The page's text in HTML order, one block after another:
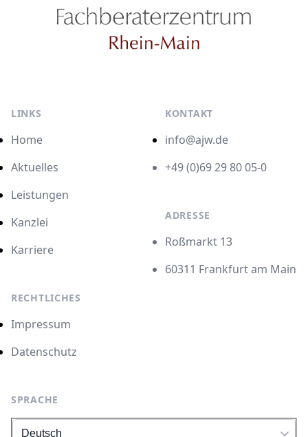
LINKS
Home
Aktuelles
Leistungen
Kanzlei
Karriere
RECHTLICHES
Impressum
Datenschutz
KONTAKT
info@ajw.de
+49 (0)69 29 80 05-0
ADRESSE
Roßmarkt 13
60311 Frankfurt am Main
SPRACHE
Language